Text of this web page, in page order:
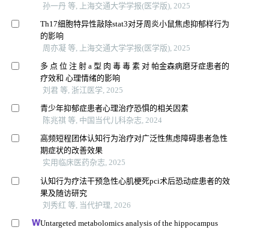
孙一丹 等, 上海交通大学学报(医学版), 2025
Th17细胞特异性敲除stat3对牙周炎小鼠焦虑抑郁样行为
的影响
周亦凝 等, 上海交通大学学报(医学版), 2025
多 点 位 注 射 a 型 肉 毒 毒 素 对 帕金森病磨牙症患者的
疗效和 心理情绪的影响
刘君 等, 浙江医学, 2025
青少年抑郁症患者心理治疗恐惧的相关因素
陈兆祺 等, 中国当代儿科杂志, 2024
高频短程团体认知行为治疗对广泛性焦虑障碍患者急性
期症状的改善效果
实用临床医药杂志, 2025
认知行为疗法干预急性心肌梗死pci术后恐动症患者的效
果及随访研究
刘秀红 等, 当代护理, 2026
Untargeted metabolomics analysis of the hippocampus